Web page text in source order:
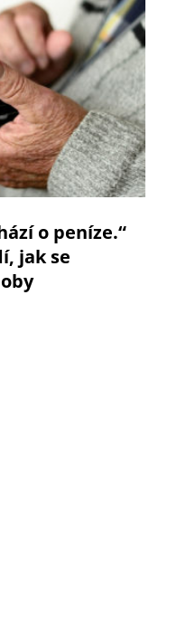
o peníze.“
jak se